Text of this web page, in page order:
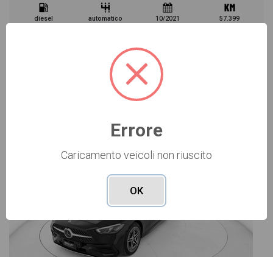
diesel automatico 10/2021 57.399
Vai alla scheda >>
Errore
Caricamento veicoli non riuscito
OK